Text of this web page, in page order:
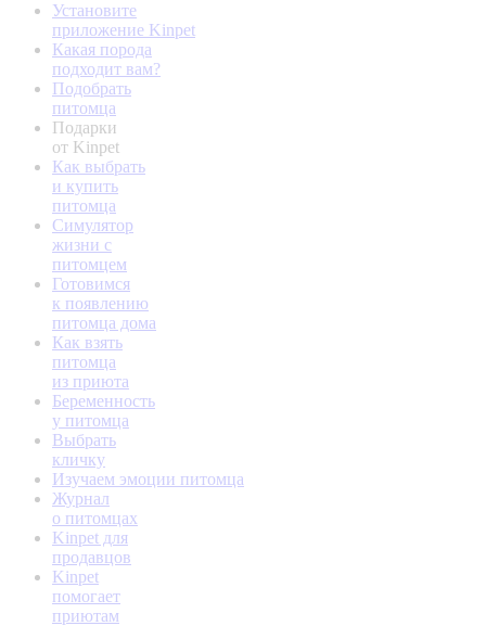
Установите
приложение Kinpet
Какая порода
подходит вам?
Подобрать
питомца
Подарки
от Kinpet
Как выбрать
и купить
питомца
Симулятор
жизни с
питомцем
Готовимся
к появлению
питомца дома
Как взять
питомца
из приюта
Беременность
у питомца
Выбрать
кличку
Изучаем эмоции питомца
Журнал
о питомцах
Kinpet для
продавцов
Kinpet
помогает
приютам